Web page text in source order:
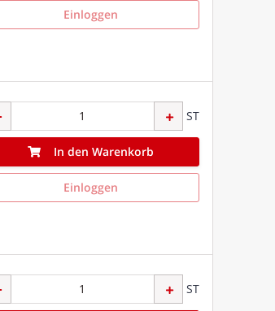
Einloggen
ST
In den Warenkorb
Einloggen
ST